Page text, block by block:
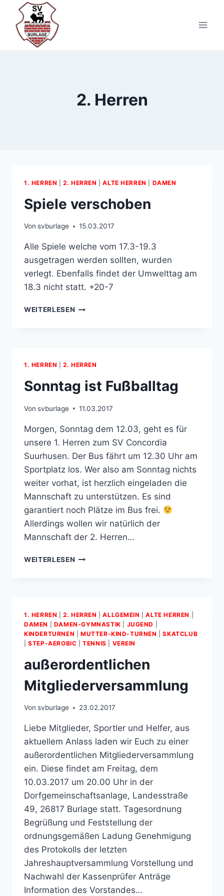
Inhalt
springen
2. Herren
1. HERREN |2. HERREN |ALTE HERREN DAMEN
Spiele verschoben
Von svburlage 15.03.2017
Alle Spiele welche vom 17.3-19.3
ausgetragen werden sollten, wurden
verlegt. Ebenfalls findet der Umwelttag am
18.3 nicht statt. +20-7
WEITERLESEN SPIELE
1. HERREN |2. HERREN
Sonntag ist Fußballtag
Von svburlage 11.03.2017
Morgen, Sonntag dem 12.03, geht es für
unsere 1. Herren zum SV Concordia
Suurhusen. Der Bus fährt um 12.30 Uhr am
Sportplatz los. Wer also am Sonntag nichts
weiter vorhat, ist herzlich eingeladen die
Mannschaft zu unterstützen. Es sind
garantiert noch Plätze im Bus frei.
Allerdings wollen wir natürlich der
Mannschaft der 2. Herren…
WEITERLESEN SONNTAG
1. HERREN |2. HERREN |ALLGEMEIN |ALTE HERREN
DAMEN
DAMEN-GYMNASTIK JUGEND
KINDERTURNEN
MUTTER­-KIND­-TURNEN |SKATCLUB
|STEP-AEROBIC |TENNIS VEREIN
außerordentlichen
Mitgliederversammlung
Von svburlage 23.02.2017
Liebe Mitglieder, Sportler und Helfer, aus
aktuellem Anlass laden wir Euch zu einer
außerordentlichen Mitgliederversammlung
ein. Diese findet am Freitag, dem
10.03.2017 um 20.00 Uhr in der
Dorfgemeinschaftsanlage, Landesstraße
49, 26817 Burlage statt. Tagesordnung
Begrüßung und Feststellung der
ordnungsgemäßen Ladung Genehmigung
des Protokolls der letzten
Jahreshauptversammlung Vorstellung und
Nachwahl der Kassenprüfer Anträge
Information des Vorstandes…